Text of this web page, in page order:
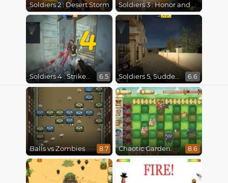
Soldiers 2 : Desert Storm Soldiers 3 : Honor and Duty
4
Soldiers 4 : Strike Back 6.5 Soldiers 5, Sudden Shot 6.6
Balls vs Zombies 8.7 Chaotic Garden 8.6